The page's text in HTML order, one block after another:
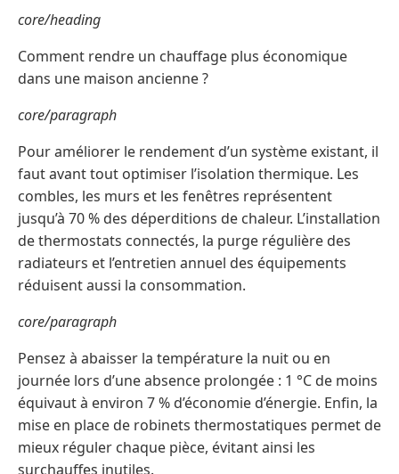
core/heading
Comment rendre un chauffage plus économique
dans une maison ancienne ?
core/paragraph
Pour améliorer le rendement d’un système existant, il
faut avant tout optimiser l’isolation thermique. Les
combles, les murs et les fenêtres représentent
jusqu’à 70 % des déperditions de chaleur. L’installation
de thermostats connectés, la purge régulière des
radiateurs et l’entretien annuel des équipements
réduisent aussi la consommation.
core/paragraph
Pensez à abaisser la température la nuit ou en
journée lors d’une absence prolongée : 1 °C de moins
équivaut à environ 7 % d’économie d’énergie. Enfin, la
mise en place de robinets thermostatiques permet de
mieux réguler chaque pièce, évitant ainsi les
surchauffes inutiles.